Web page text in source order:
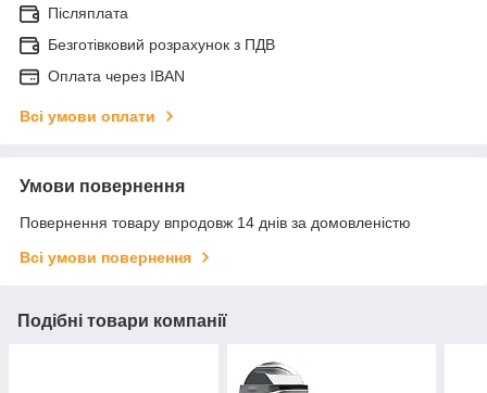
Післяплата
Безготівковий розрахунок з ПДВ
Оплата через IBAN
Всі умови оплати
Умови повернення
Повернення товару впродовж 14 днів за домовленістю
Всі умови повернення
Подібні товари компанії